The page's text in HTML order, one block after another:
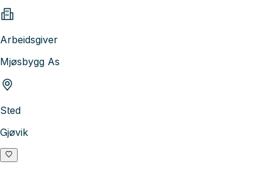
Arbeidsgiver
Mjøsbygg As
Sted
Gjøvik